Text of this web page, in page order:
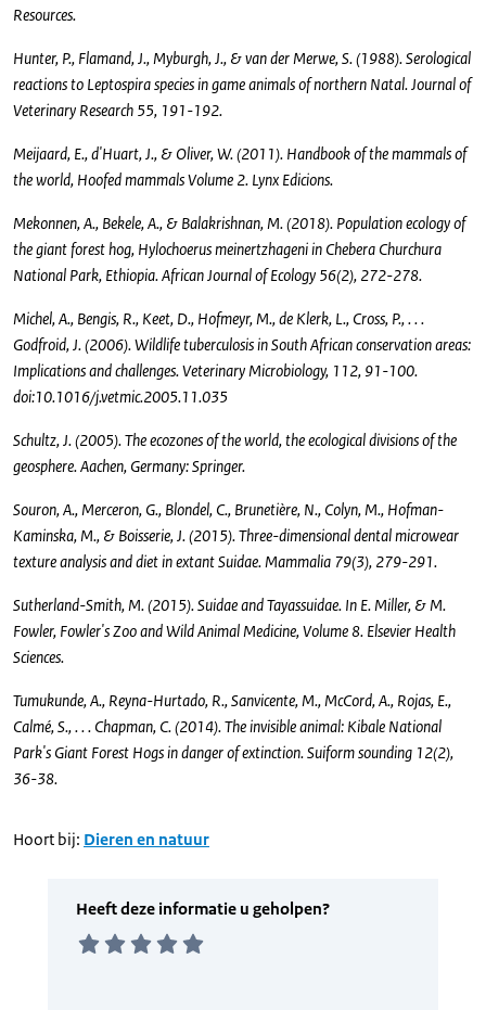
Resources.
Hunter, P., Flamand, J., Myburgh, J., & van der Merwe, S. (1988). Serological
reactions to Leptospira species in game animals of northern Natal. Journal of
Veterinary Research 55, 191-192.
Meijaard, E., d'Huart, J., & Oliver, W. (2011). Handbook of the mammals of
the world, Hoofed mammals Volume 2. Lynx Edicions.
Mekonnen, A., Bekele, A., & Balakrishnan, M. (2018). Population ecology of
the giant forest hog, Hylochoerus meinertzhageni in Chebera Churchura
National Park, Ethiopia. African Journal of Ecology 56(2), 272-278.
Michel, A., Bengis, R., Keet, D., Hofmeyr, M., de Klerk, L., Cross, P., . . .
Godfroid, J. (2006). Wildlife tuberculosis in South African conservation areas:
Implications and challenges. Veterinary Microbiology, 112, 91-100.
doi:10.1016/j.vetmic.2005.11.035
Schultz, J. (2005). The ecozones of the world, the ecological divisions of the
geosphere. Aachen, Germany: Springer.
Souron, A., Merceron, G., Blondel, C., Brunetière, N., Colyn, M., Hofman-
Kaminska, M., & Boisserie, J. (2015). Three-dimensional dental microwear
texture analysis and diet in extant Suidae. Mammalia 79(3), 279-291.
Sutherland-Smith, M. (2015). Suidae and Tayassuidae. In E. Miller, & M.
Fowler, Fowler's Zoo and Wild Animal Medicine, Volume 8. Elsevier Health
Sciences.
Tumukunde, A., Reyna-Hurtado, R., Sanvicente, M., McCord, A., Rojas, E.,
Calmé, S., . . . Chapman, C. (2014). The invisible animal: Kibale National
Park's Giant Forest Hogs in danger of extinction. Suiform sounding 12(2),
36-38.
Hoort bij: Dieren en natuur